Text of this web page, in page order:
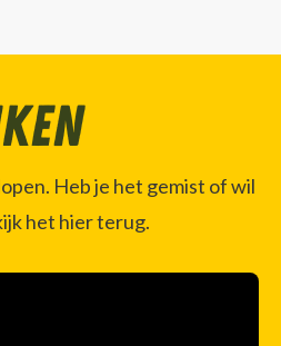
Heb je het gemist of wil
het hier terug.